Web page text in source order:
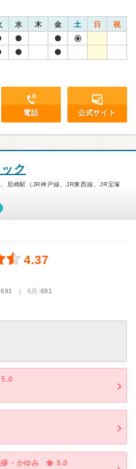
水 木 金 土 日 祝
電話 公式サイト
ク
尼崎駅（JR神戸線、JR東西線、JR宝塚
4.37
691 | 6月:691
5.0
・かゆみ
5.0